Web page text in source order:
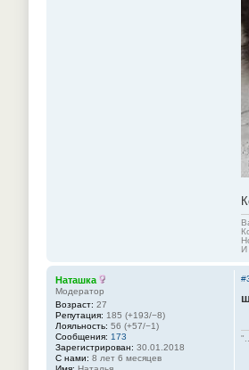
И
Наташка
Модератор
Возраст: 27
Репутация: 185 (+193/−8)
Лояльность: 56 (+57/−1)
Сообщения: 173
Зарегистрирован: 30.01.2018
С нами: 8 лет 6 месяцев